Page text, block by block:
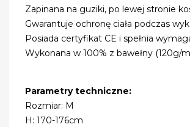
Zapinana na guziki, po lewej stronie
Gwarantuje ochronę ciała podczas
Posiada certyfikat CE i spełnia
Wykonana w 100% z bawełny (120g/
Parametry techniczne:
Rozmiar: M
H: 170-176cm